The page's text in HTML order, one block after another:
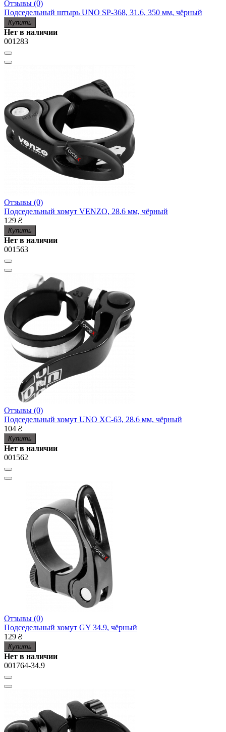
Отзывы (0)
Подседельный штырь UNO SP-368, 31.6, 350 мм, чёрный
Купить
Нет в наличии
001283
Отзывы (0)
Подседельный хомут VENZO, 28.6 мм, чёрный
129 ₴
Купить
Нет в наличии
001563
Отзывы (0)
Подседельный хомут UNO XC-63, 28.6 мм, чёрный
104 ₴
Купить
Нет в наличии
001562
Отзывы (0)
Подседельный хомут GY 34.9, чёрный
129 ₴
Купить
Нет в наличии
001764-34.9